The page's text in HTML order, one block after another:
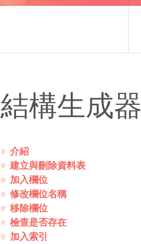
結構生成器
介紹
建立與刪除資料表
加入欄位
修改欄位名稱
移除欄位
檢查是否存在
加入索引